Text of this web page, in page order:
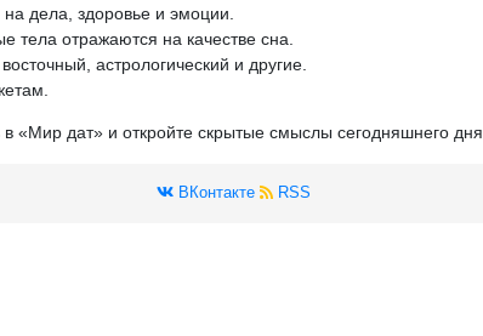
дела, здоровье и эмоции.
тела отражаются на качестве сна.
астрологический и другие.
«Мир дат» и откройте скрытые смыслы сегодняшнего дня.
ВКонтакте RSS